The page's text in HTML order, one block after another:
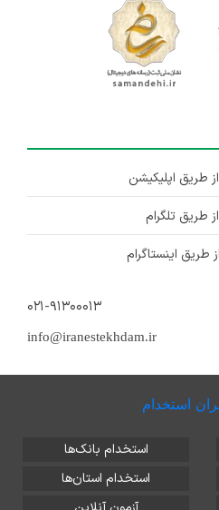
طریق اپلیکیشن
طریق تلگرام
اینستاگرام
۰۲۱-۹۱۳۰۰۰۱۳
info@iranestekhdam.ir
استخدام بانک‌ها
استخدام استان‌ها